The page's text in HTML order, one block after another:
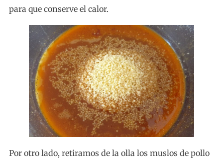
para que conserve el calor.
Por otro lado, retiramos de la olla los muslos de pollo